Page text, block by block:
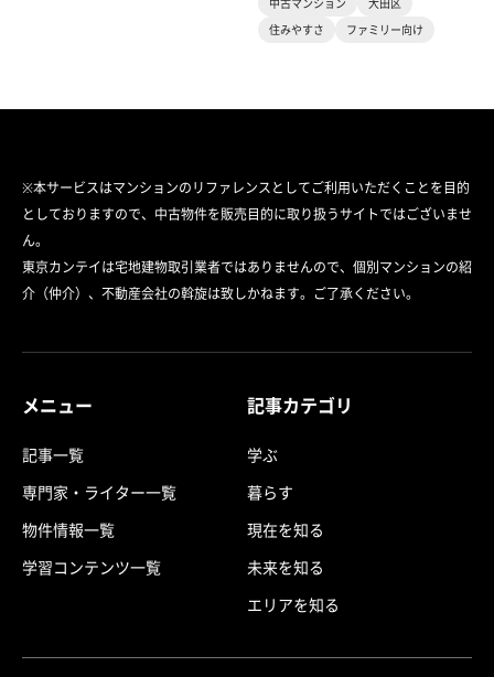
中古マンション
大田区
住みやすさ
ファミリー向け
※本サービスはマンションのリファレンスとしてご利用いただくことを目的
としておりますので、中古物件を販売目的に取り扱うサイトではございませ
ん。
東京カンテイは宅地建物取引業者ではありませんので、個別マンションの紹
介（仲介）、不動産会社の斡旋は致しかねます。ご了承ください。
メニュー
記事一覧
専門家・ライター一覧
物件情報一覧
学習コンテンツ一覧
記事カテゴリ
学ぶ
暮らす
現在を知る
未来を知る
エリアを知る